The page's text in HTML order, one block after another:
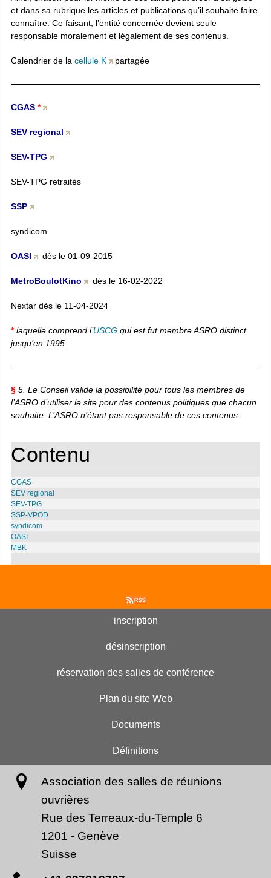
et dans sa rubrique les articles et publications qu’il souhaite faire
connaître. Ce faisant, l’entité concernée devient seule
responsable moralement et légalement de ses contenus.
Calendrier de lacellule K partagée
CGAS *
SEV regional
SEV-TPG
SEV-TPG retraités
SSP
syndicom
OASI dès le 01-09-2015
MetroBoulotKino dès le 16-02-2022
Nextar dès le 11-04-2024
*laquelle comprend l’USCG qui est fut membre ASRO distinct
jusqu’en 1995
§ 5. Le Conseil valide la possibilité pour tous les membres de
l’ASRO d’utiliser le site pour des contenus politiques que chacun
souhaite. L’ASRO n’étant pas responsable de ces contenus.
Contenu
CGAS
SEV regional
SEV-TPG
SSP-VPOD
syndicom
OASI
MBK
inscription
désinscription
réservation des salles de conférence
Plan du site Web
Documents
Définitions
Association des salles de réunions
ouvrières
Rue des Terreaux-du-Temple 6
1201 - Genève
Suisse